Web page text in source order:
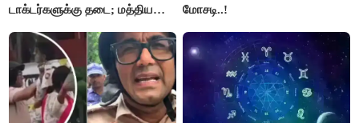
டாக்டர்களுக்கு தடை; மத்திய
மோசடி..!